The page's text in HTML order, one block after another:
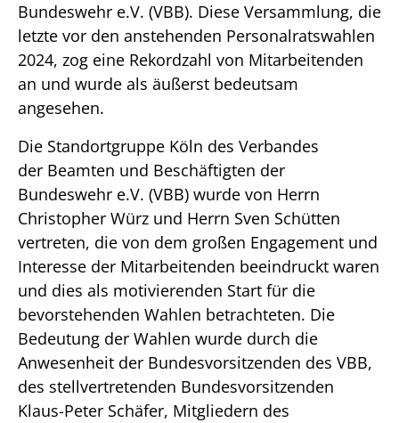
Bundeswehr e.V. (VBB). Diese Versammlung, die
letzte vor den anstehenden Personalratswahlen
2024, zog eine Rekordzahl von Mitarbeitenden
an und wurde als äußerst bedeutsam
angesehen.
Die Standortgruppe Köln des Verbandes
der Beamten und Beschäftigten der
Bundeswehr e.V. (VBB) wurde von Herrn
Christopher Würz und Herrn Sven Schütten
vertreten, die von dem großen Engagement und
Interesse der Mitarbeitenden beeindruckt waren
und dies als motivierenden Start für die
bevorstehenden Wahlen betrachteten. Die
Bedeutung der Wahlen wurde durch die
Anwesenheit der Bundesvorsitzenden des VBB,
des stellvertretenden Bundesvorsitzenden
Klaus-Peter Schäfer, Mitgliedern des